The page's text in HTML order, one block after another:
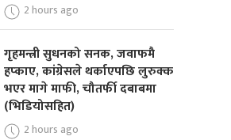
2 hours ago
गृहमन्त्री सुधनको सनक, जवाफमै
हप्काए, कांग्रेसले थर्काएपछि लुरुक्क
भएर मागे माफी, चौतर्फी दबाबमा
(भिडियोसहित)
2 hours ago